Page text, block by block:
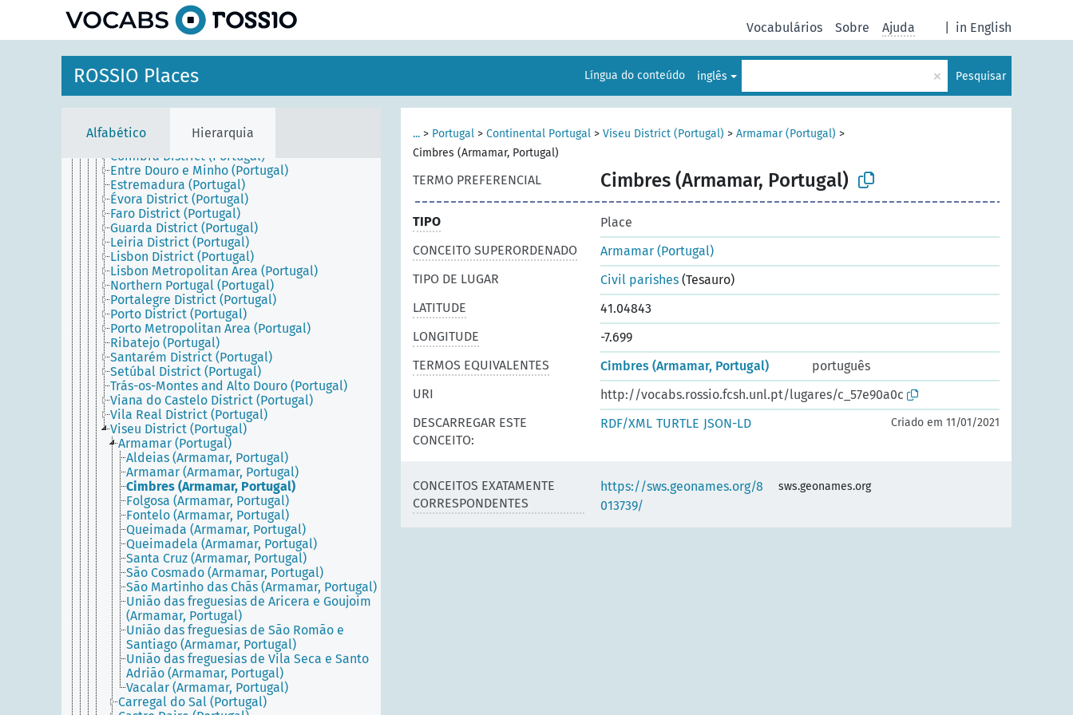
in English
Vocabulários Sobre Ajuda
ROSSIO Places Língua do conteúdo inglês × Pesquisar
Alfabético Hierarquia
Continental Portugal
Alentejo (Portugal)
Algarve (Portugal)
Aveiro District (Portugal)
Beira (Portugal)
Beja District (Portugal)
Braga District (Portugal)
Bragança District (Portugal)
Castelo Branco District (Portugal)
Central Portugal (Portugal)
Coimbra District (Portugal)
Entre Douro e Minho (Portugal)
Estremadura (Portugal)
Évora District (Portugal)
Faro District (Portugal)
Guarda District (Portugal)
Leiria District (Portugal)
Lisbon District (Portugal)
Lisbon Metropolitan Area (Portugal)
Northern Portugal (Portugal)
Portalegre District (Portugal)
Porto District (Portugal)
Porto Metropolitan Area (Portugal)
Ribatejo (Portugal)
Santarém District (Portugal)
Setúbal District (Portugal)
Trás-os-Montes and Alto Douro (Portugal)
Viana do Castelo District (Portugal)
Vila Real District (Portugal)
Viseu District (Portugal)
Armamar (Portugal)
Aldeias (Armamar, Portugal)
Armamar (Armamar, Portugal)
Cimbres (Armamar, Portugal)
Folgosa (Armamar, Portugal)
Fontelo (Armamar, Portugal)
Queimada (Armamar, Portugal)
Queimadela (Armamar, Portugal)
Santa Cruz (Armamar, Portugal)
São Cosmado (Armamar, Portugal)
São Martinho das Chãs (Armamar, Portugal)
União das freguesias de Aricera e Goujoim
(Armamar, Portugal)
União das freguesias de São Romão e
Santiago (Armamar, Portugal)
União das freguesias de Vila Seca e Santo
Adrião (Armamar, Portugal)
Vacalar (Armamar, Portugal)
Carregal do Sal (Portugal)
... > Portugal > Continental Portugal > Viseu District (Portugal) > Armamar (Portugal) >
Cimbres (Armamar, Portugal)
TERMO PREFERENCIAL Cimbres (Armamar, Portugal)
TIPO
Place
CONCEITO SUPERORDENADO
Armamar (Portugal)
TIPO DE LUGAR
Civil parishes (Tesauro)
LATITUDE
41.04843
LONGITUDE
-7.699
TERMOS EQUIVALENTES
Cimbres (Armamar, Portugal)
português
URI
http://vocabs.rossio.fcsh.unl.pt/lugares/c_57e90a0c
DESCARREGAR ESTE
CONCEITO:
RDF/XML TURTLE JSON-LD Criado em 11/01/2021
CONCEITOS EXATAMENTE
CORRESPONDENTES
https://sws.geonames.org/8
013739/
sws.geonames.org